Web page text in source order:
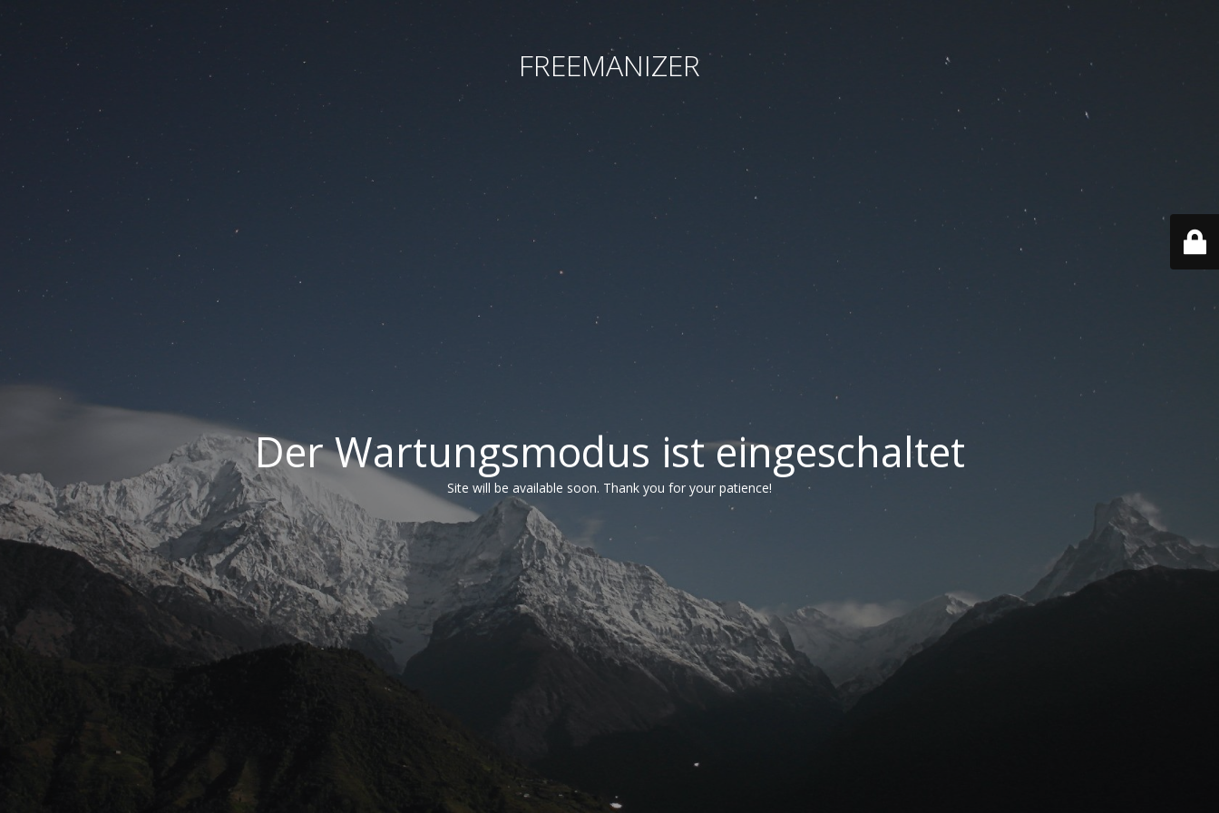
FREEMANIZER
Der Wartungsmodus ist eingeschaltet
Site will be available soon. Thank you for your patience!